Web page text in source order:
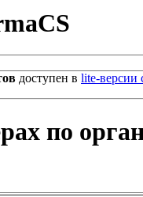
доступен в lite-версии
по